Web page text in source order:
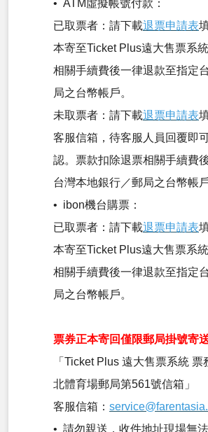
• ATM虛擬帳號付款：
已取票者：請下載退票申請表
本寄至Ticket Plus遠大售票系
相關手續費後一律退款至指定
局之台幣帳戶。
未取票者：請下載退票申請表
客服信箱，待客服人員回覆即
認。票款扣除退票相關手續費
台灣本地銀行／郵局之台幣帳戶
• ibon機台購票：
已取票者：請下載退票申請表
本寄至Ticket Plus遠大售票系
相關手續費後一律退款至指定
局之台幣帳戶。
票券正本寄回僅限郵局掛號寄
「Ticket Plus 遠大售票系統
北體育場郵局第561號信箱」
客服信箱：
• 請勿親送，收件地址現場無